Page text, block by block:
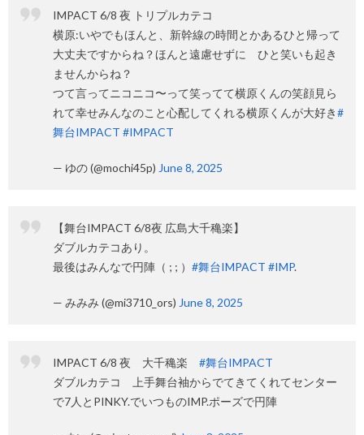
IMPACT 6/8 夜 トリプルカテコ
横原:いやでもほんと、新幹線の時間とかあるひと帰って
大丈夫ですからね？ほんと遠慮せずに ひと笑いも起き
ませんからね？
つて言ってニコニコ〜って笑ってて横原くんの笑顔見ら
れて幸せみんなのこと心配してくれる横原くんが大好き#
舞台IMPACT #IMPACT
— ゆの (@mochi45p) June 8, 2025
【舞台IMPACT 6/8夜 広島大千穐楽】
ダブルカテコあり。
最後はみんなで円陣（ ; ; ） #舞台IMPACT #IMP.
— みみみ (@mi3710_ors) June 8, 2025
IMPACT 6/8 夜 大千穐楽 #舞台IMPACT
ダブルカテコ 上手舞台袖からでてきてくれてセンター
で7人とPINKY.でいつものIMP.ポーズで円陣